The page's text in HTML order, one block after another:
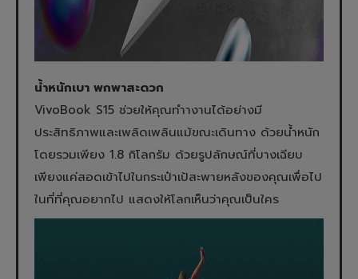
น้ำหนักเบา พกพาสะดวก
VivoBook S15 ช่วยให้คุณทำางานได้อย่างมี
ประสิทธิภาพและเพลิดเพลินแม้ขณะเดินทาง ด้วยน้ำหนัก
โดยรวมเพียง 1.8 กิโลกรัม ด้วยรูปลักษณ์ที่บางเฉียบ
เพียงแค่สอดเข้าไปในกระเป๋าเป้สะพายหลังของคุณเพื่อไป
ในที่ที่คุณอยากไป แสดงให้โลกเห็นว่าคุณเป็นใคร